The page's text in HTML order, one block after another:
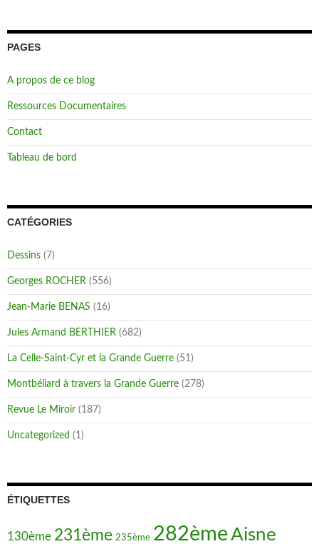
PAGES
A propos de ce blog
Ressources Documentaires
Contact
Tableau de bord
CATÉGORIES
Dessins (7)
Georges ROCHER (556)
Jean-Marie BENAS (16)
Jules Armand BERTHIER (682)
La Celle-Saint-Cyr et la Grande Guerre (51)
Montbéliard à travers la Grande Guerre (278)
Revue Le Miroir (187)
Uncategorized (1)
ÉTIQUETTES
130ème 231ème 235ème 282èmeAisne